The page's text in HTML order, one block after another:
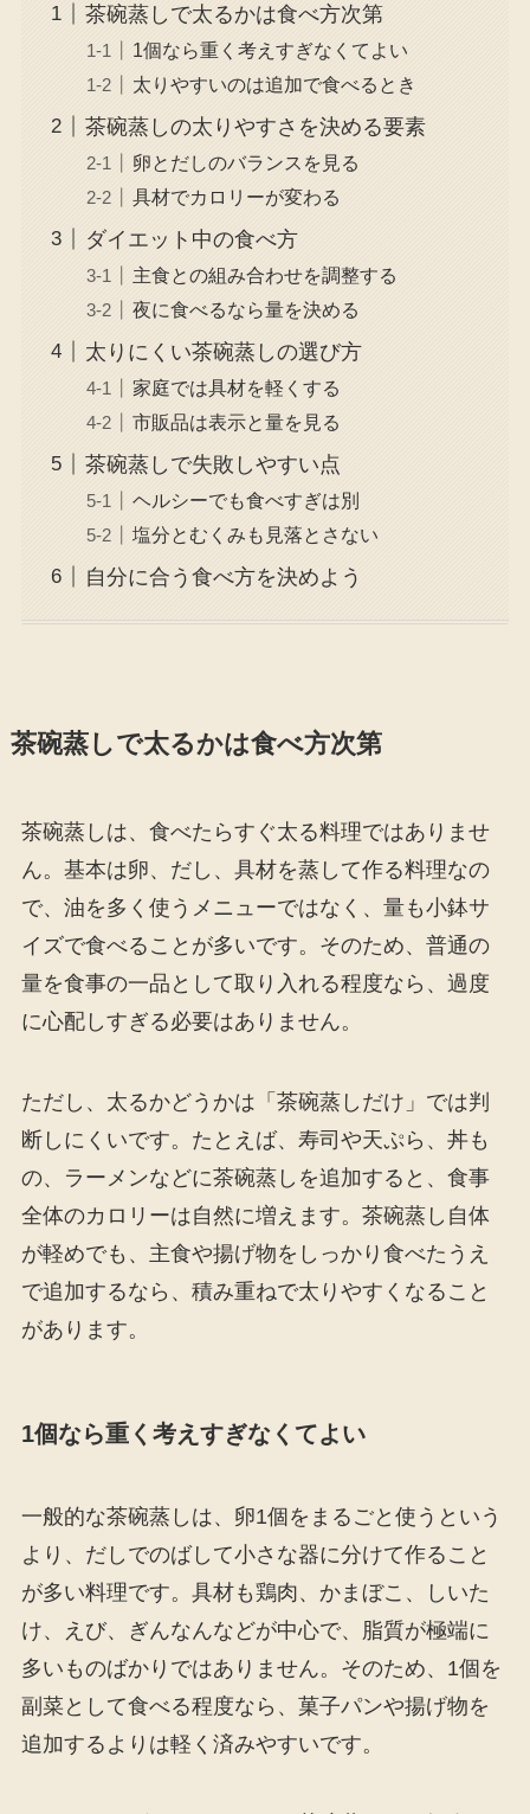
茶碗蒸しで太るかは食べ方次第
1個なら重く考えすぎなくてよい
太りやすいのは追加で食べるとき
茶碗蒸しの太りやすさを決める要素
卵とだしのバランスを見る
具材でカロリーが変わる
ダイエット中の食べ方
主食との組み合わせを調整する
夜に食べるなら量を決める
太りにくい茶碗蒸しの選び方
家庭では具材を軽くする
市販品は表示と量を見る
茶碗蒸しで失敗しやすい点
ヘルシーでも食べすぎは別
塩分とむくみも見落とさない
自分に合う食べ方を決めよう
茶碗蒸しで太るかは食べ方次第
茶碗蒸しは、食べたらすぐ太る料理ではありませ
ん。基本は卵、だし、具材を蒸して作る料理なの
で、油を多く使うメニューではなく、量も小鉢サ
イズで食べることが多いです。そのため、普通の
量を食事の一品として取り入れる程度なら、過度
に心配しすぎる必要はありません。
ただし、太るかどうかは「茶碗蒸しだけ」では判
断しにくいです。たとえば、寿司や天ぷら、丼も
の、ラーメンなどに茶碗蒸しを追加すると、食事
全体のカロリーは自然に増えます。茶碗蒸し自体
が軽めでも、主食や揚げ物をしっかり食べたうえ
で追加するなら、積み重ねで太りやすくなること
があります。
1個なら重く考えすぎなくてよい
一般的な茶碗蒸しは、卵1個をまるごと使うという
より、だしでのばして小さな器に分けて作ること
が多い料理です。具材も鶏肉、かまぼこ、しいた
け、えび、ぎんなんなどが中心で、脂質が極端に
多いものばかりではありません。そのため、1個を
副菜として食べる程度なら、菓子パンや揚げ物を
追加するよりは軽く済みやすいです。